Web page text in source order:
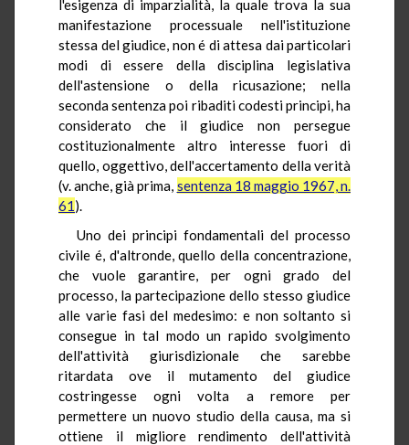
l'esigenza di imparzialità, la quale trova la sua
manifestazione processuale nell'istituzione
stessa del giudice, non é di attesa dai particolari
modi di essere della disciplina legislativa
dell'astensione o della ricusazione; nella
seconda sentenza poi ribaditi codesti principi, ha
considerato che il giudice non persegue
costituzionalmente altro interesse fuori di
quello, oggettivo, dell'accertamento della verità
(v. anche, già prima, sentenza 18 maggio 1967, n.
61).
Uno dei principi fondamentali del processo
civile é, d'altronde, quello della concentrazione,
che vuole garantire, per ogni grado del
processo, la partecipazione dello stesso giudice
alle varie fasi del medesimo: e non soltanto si
consegue in tal modo un rapido svolgimento
dell'attività giurisdizionale che sarebbe
ritardata ove il mutamento del giudice
costringesse ogni volta a remore per
permettere un nuovo studio della causa, ma si
ottiene il migliore rendimento dell'attività